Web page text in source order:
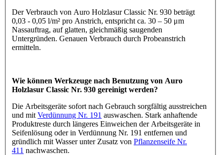
Der Verbrauch von Auro Holzlasur Classic Nr. 930 beträgt
0,03 - 0,05 l/m² pro Anstrich, entspricht ca. 30 – 50 μm
Nassauftrag, auf glatten, gleichmäßig saugenden
Untergründen. Genauen Verbrauch durch Probeanstrich
ermitteln.
Wie können Werkzeuge nach Benutzung von Auro
Holzlasur Classic Nr. 930 gereinigt werden?
Die Arbeitsgeräte sofort nach Gebrauch sorgfältig ausstreichen
und mit Verdünnung Nr. 191 auswaschen. Stark anhaftende
Produktreste durch längeres Einweichen der Arbeitsgeräte in
Seifenlösung oder in Verdünnung Nr. 191 entfernen und
gründlich mit Wasser unter Zusatz von Pflanzenseife Nr.
411 nachwaschen.